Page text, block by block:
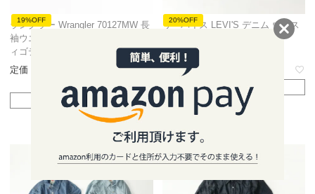
19%OFF
ラングラー Wrangler 70127MW 長
袖ウエスタンワークシャツ インデ
ィゴデニム
定価
在庫切れ
20%OFF
リーバイス LEVI'S デニム ウエス
定価
8,800
在庫切れ